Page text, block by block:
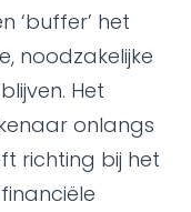
‘buffer’ het
noodzakelijke
Het
onlangs
richting bij het